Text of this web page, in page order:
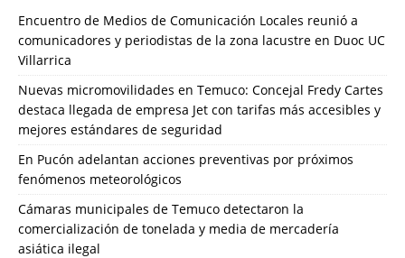
Encuentro de Medios de Comunicación Locales reunió a
comunicadores y periodistas de la zona lacustre en Duoc UC
Villarrica
Nuevas micromovilidades en Temuco: Concejal Fredy Cartes
destaca llegada de empresa Jet con tarifas más accesibles y
mejores estándares de seguridad
En Pucón adelantan acciones preventivas por próximos
fenómenos meteorológicos
Cámaras municipales de Temuco detectaron la
comercialización de tonelada y media de mercadería
asiática ilegal